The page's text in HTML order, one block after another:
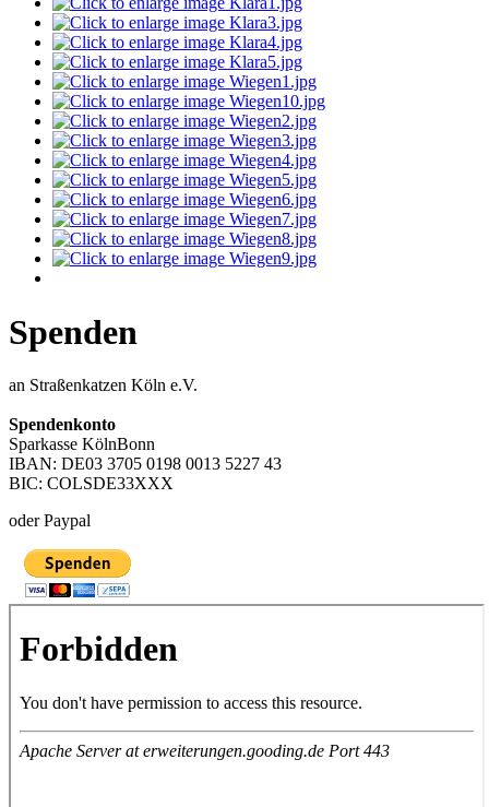
Spenden
an Straßenkatzen Köln e.V.
Spendenkonto
Sparkasse KölnBonn
IBAN: DE03 3705 0198 0013 5227 43
BIC: COLSDE33XXX
oder Paypal